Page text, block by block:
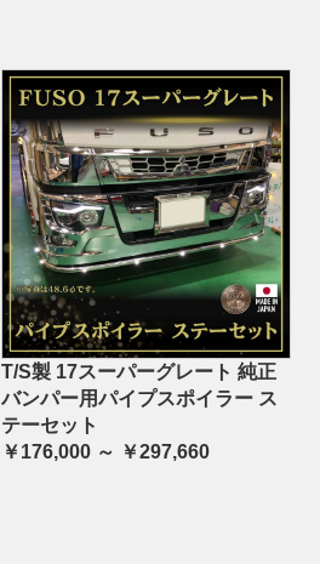
T/S製 17スーパーグレート 純正
バンパー用パイプスポイラー ス
テーセット
￥176,000 ～ ￥297,660